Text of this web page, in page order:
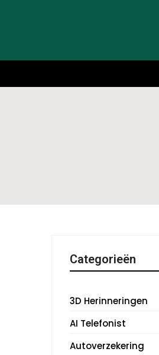
Categorieën
3D Herinneringen
AI Telefonist
Autoverzekering